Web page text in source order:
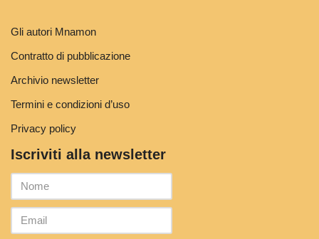
Gli autori Mnamon
Contratto di pubblicazione
Archivio newsletter
Termini e condizioni d’uso
Privacy policy
Iscriviti alla newsletter